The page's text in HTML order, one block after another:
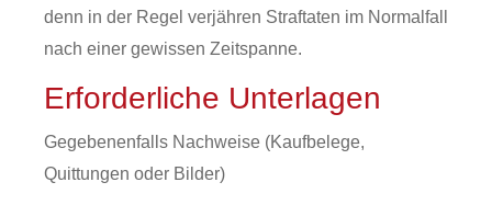
denn in der Regel verjähren Straftaten im Normalfall
nach einer gewissen Zeitspanne.
Erforderliche Unterlagen
Gegebenenfalls Nachweise (Kaufbelege,
Quittungen oder Bilder)